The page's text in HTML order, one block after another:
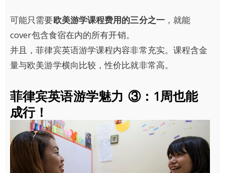
可能只需要欧美游学课程费用的三分之一，就能
cover包含食宿在内的所有开销。
并且，菲律宾英语游学课程内容非常充实。课程含金
量与欧美游学横向比较，性价比就非常高。
菲律宾英语游学魅力 ③：1周也能
成行！